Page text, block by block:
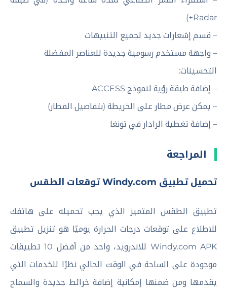
Radar+)
– قسم إشعارات جديد لجميع التنبيهات
– واجهة مستخدم رسومية جديدة للعناصر المفضلة
التحسينات:
– إضافة طبقة رؤية لنموذج ACCESS
– يمكن عرض مطار على الخريطة (بتفاصيل المطار)
– إضافة تغطية الرادار في تونغا
المراجعة
تحميل تطبيق Windy.com توقعات الطقس
تطبيق الطقس المتميز الذي يجب تحميله على هاتفك
للاطلاع على توقعات درجات الحرارة يوميًا هو تنزيل تطبيق
Windy.com APK للاندرويد، واحد من أفضل 10 تطبيقات
موجودة على الساحة في الوقت الحالي نظرًا للخدمات التي
يقدمها ومن ضمنها إمكانية إضافة خرائط جديدة والسماح